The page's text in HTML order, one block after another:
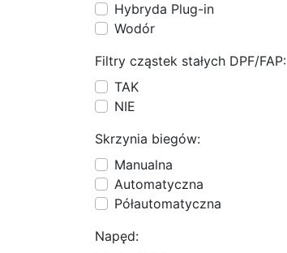
Hybryda Plug-in
Wodór
Filtry cząstek stałych DPF/FAP:
TAK
NIE
Skrzynia biegów:
Manualna
Automatyczna
Półautomatyczna
Napęd: